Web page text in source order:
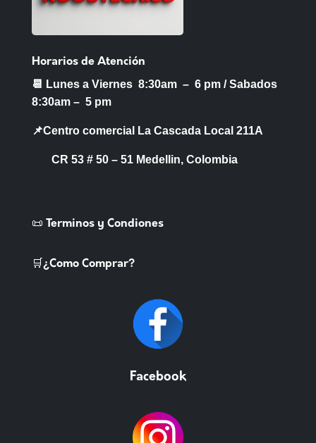
Horarios de Atención
📆 Lunes a Viernes 8:30am – 6 pm /Sabados
8:30am – 5 pm
📌Centro comercial La Cascada Local 211A
CR 53 # 50 – 51 Medellin, Colombia
📜 Terminos y Condiones
🛒¿Como Comprar?
Facebook